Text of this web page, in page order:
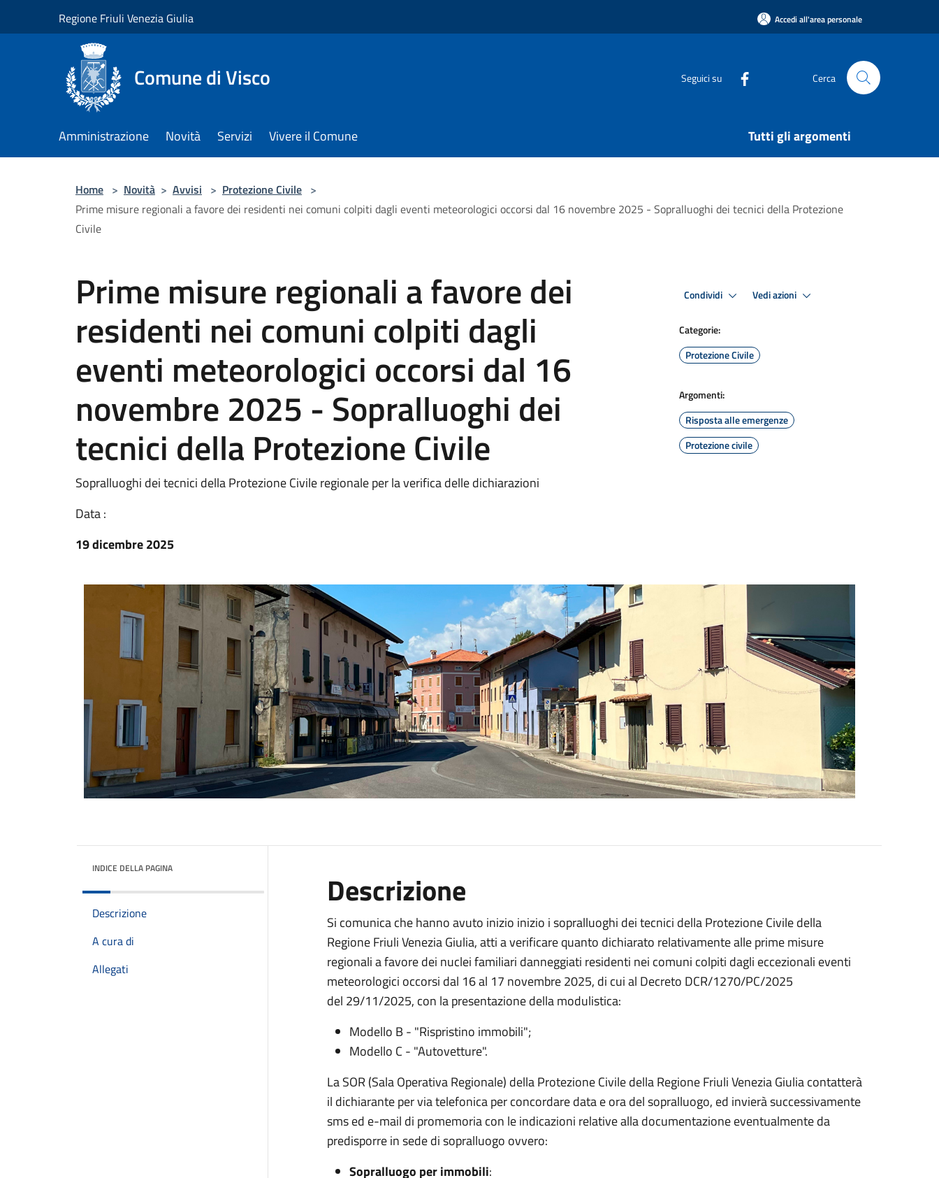
Regione Friuli Venezia Giulia Accedi all'area personale
Comune di Visco Seguici su Cerca
Amministrazione Novità Servizi Vivere il Comune Tutti gli argomenti
Home > Novità > Avvisi > Protezione Civile >
Prime misure regionali a favore dei residenti nei comuni colpiti dagli eventi meteorologici occorsi dal 16 novembre 2025 - Sopralluoghi dei tecnici della Protezione
Civile
Prime misure regionali a favore dei
residenti nei comuni colpiti dagli
eventi meteorologici occorsi dal 16
novembre 2025 - Sopralluoghi dei
tecnici della Protezione Civile
Sopralluoghi dei tecnici della Protezione Civile regionale per la verifica delle dichiarazioni
Data :
19 dicembre 2025
Condividi Vedi azioni
Categorie:
Protezione Civile
Argomenti:
Risposta alle emergenze
Protezione civile
INDICE DELLA PAGINA
Descrizione
A cura di
Allegati
Descrizione
Si comunica che hanno avuto inizio inizio i sopralluoghi dei tecnici della Protezione Civile della
Regione Friuli Venezia Giulia, atti a verificare quanto dichiarato relativamente alle prime misure
regionali a favore dei nuclei familiari danneggiati residenti nei comuni colpiti dagli eccezionali eventi
meteorologici occorsi dal 16 al 17 novembre 2025, di cui al Decreto DCR/1270/PC/2025
del 29/11/2025, con la presentazione della modulistica:
Modello B - "Rispristino immobili";
Modello C - "Autovetture".
La SOR (Sala Operativa Regionale) della Protezione Civile della Regione Friuli Venezia Giulia contatterà
il dichiarante per via telefonica per concordare data e ora del sopralluogo, ed invierà successivamente
sms ed e-mail di promemoria con le indicazioni relative alla documentazione eventualmente da
predisporre in sede di sopralluogo ovvero:
Sopralluogo per immobili: